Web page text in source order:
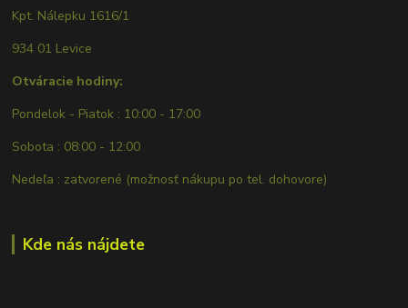
Kpt. Nálepku 1616/1
934 01 Levice
Otváracie hodiny:
Pondelok - Piatok : 10:00 - 17:00
Sobota : 08:00 - 12:00
Nedeľa : zatvorené (možnosť nákupu po tel. dohovore)
Kde nás nájdete